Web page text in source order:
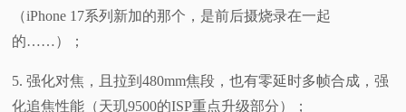
（iPhone 17系列新加的那个，是前后摄烧录在一起
的……）；
5. 强化对焦，且拉到480mm焦段，也有零延时多帧合成，强
化追焦性能（天玑9500的ISP重点升级部分）；